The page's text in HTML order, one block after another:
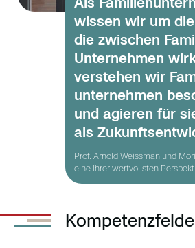
wissen wir um
die zwischen
Unternehmen
verstehen wir
unternehmen
und agieren für
als
Prof. Arnold Weissman und
eine ihrer wertvollsten